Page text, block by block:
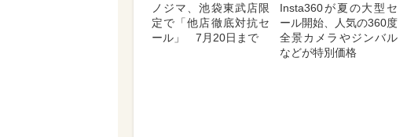
ノジマ、池袋東武店限
定で「他店徹底対抗セ
ール」 7月20日まで
Insta360が夏の大型セ
ール開始、人気の360度
全景カメラやジンバル
などが特別価格